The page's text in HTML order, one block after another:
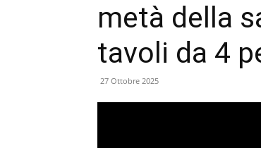
metà della
tavoli da 4
27 Ottobre 2025